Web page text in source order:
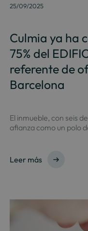
25/09/2025
Culmia ya ha
75% del
referente de
Barcelona
El inmueble, con seis
afianza como un polo
Leer más